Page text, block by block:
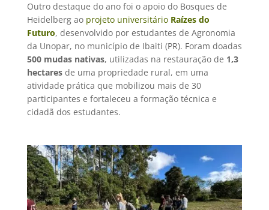
Outro destaque do ano foi o apoio do Bosques de
Heidelberg ao projeto universitário Raízes do
Futuro, desenvolvido por estudantes de Agronomia
da Unopar, no município de Ibaiti (PR). Foram doadas
500 mudas nativas, utilizadas na restauração de 1,3
hectaresde uma propriedade rural, em uma
atividade prática que mobilizou mais de 30
participantes e fortaleceu a formação técnica e
cidadã dos estudantes.